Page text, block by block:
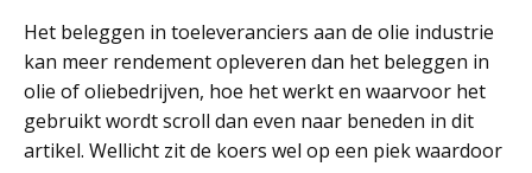
Het beleggen in toeleveranciers aan de olie industrie
kan meer rendement opleveren dan het beleggen in
olie of oliebedrijven, hoe het werkt en waarvoor het
gebruikt wordt scroll dan even naar beneden in dit
artikel. Wellicht zit de koers wel op een piek waardoor